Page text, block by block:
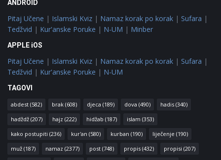
ANDROID
Pitaj Učene | Islamski Kviz | Namaz korak po korak | Sufara |
Tedžvid | Kur'anske Poruke | N-UM | Minber
APPLE iOS
Pitaj Učene | Islamski Kviz | Namaz korak po korak | Sufara |
Tedžvid | Kur'anske Poruke | N-UM
TAGOVI
abdest (582) brak (608) djeca (189) dova (490) hadis (340)
hadždž (207) hajz (222) hidžab (187) islam (353)
kako postupiti (236) kur'an (580) kurban (190) liječenje (190)
muž (187) namaz (2377) post (748) propis (432) propisi (207)